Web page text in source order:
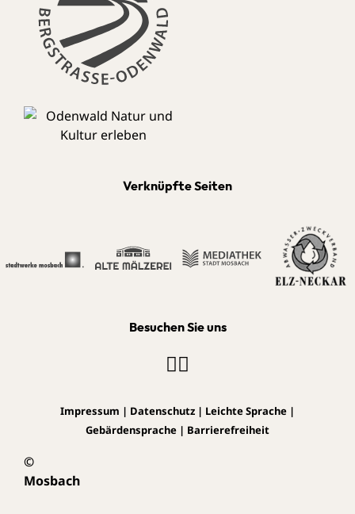
Verknüpfte Seiten
Besuchen Sie uns
©
Mosbach
Impressum | Datenschutz | Leichte Sprache |
Gebärdensprache | Barrierefreiheit